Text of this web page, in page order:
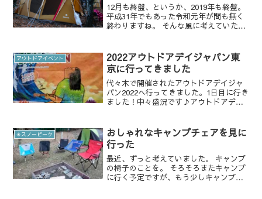
12月も終盤、というか、2019年も終盤。
平成31年でもあった令和元年が間も無く
終わりますね。 そんな風に考えていた
ルテュライト」。すでに廃盤になってい
ます。今ではエ...
アウトドアイベント
2022アウトドアデイジャパン東
京に行ってきました
代々木で開催されたアウトドアデイジャ
パン2022へ行ってきました。1日目に行き
ました！中々盛況です♪アウトドアデイ
ルの出展があり、幅広く楽しめますし、
自分の知らなかった...
✳︎スノーピーク
おしゃれなキャンプチェアを見に
行った
最近、ずっと考えていました。 キャンプ
の椅子のことを。 そろそろまたキャンプ
に行く予定ですが、もう少しキャンプで